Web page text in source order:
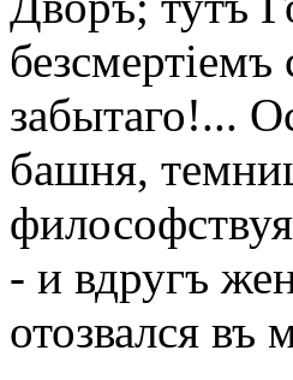
забытаго!...
башня,
- и вдругъ
отозвался